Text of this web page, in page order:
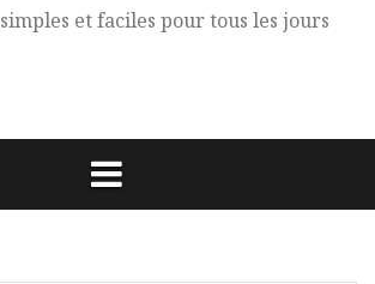
et faciles pour tous les jours